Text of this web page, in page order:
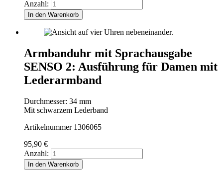
Anzahl:
In den Warenkorb
Armbanduhr mit Sprachausgabe
SENSO 2: Ausführung für Damen mit
Lederarmband
Durchmesser: 34 mm
Mit schwarzem Lederband
Artikelnummer 1306065
95,90 €
Anzahl:
In den Warenkorb